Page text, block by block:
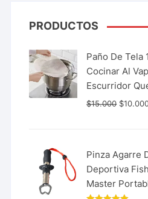
PRODUCTOS
Paño De Tela
Cocinar Al
Escurridor
$15.000 $
Pinza Agarre
Deportiva
Master